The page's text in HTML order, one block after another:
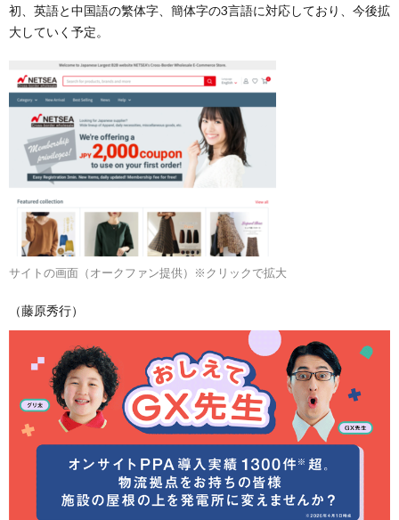
初、英語と中国語の繁体字、簡体字の3言語に対応しており、今後拡
大していく予定。
サイトの画面（オークファン提供）※クリックで拡大
（藤原秀行）